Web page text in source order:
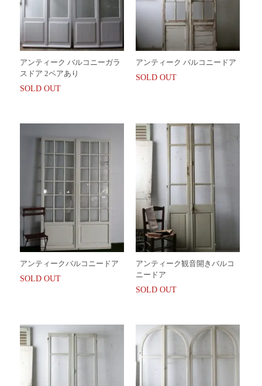
アンティーク バルコニーガラ
スドア 2ペアあり
SOLD OUT
アンティーク バルコニードア
SOLD OUT
アンティークバルコニードア
SOLD OUT
アンティーク観音開きバルコ
ニードア
SOLD OUT